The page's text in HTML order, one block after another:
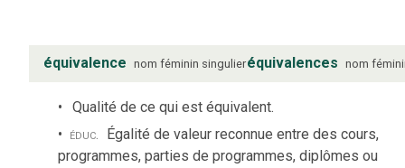
équivalence nom féminin singulieréquivalences nom
Qualité de ce qui est équivalent.
éduc. Égalité de valeur reconnue entre des cours,
programmes, parties de programmes, diplômes ou